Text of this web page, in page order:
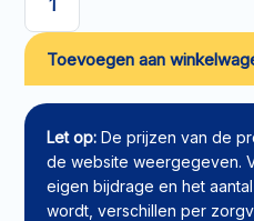
Eenmalige
katheter
Curan
Advantage
met
BlueGrip
42cm
CH16
aantal
Toevoegen aan
Let op: De prijzen van de
de website weergegeven.
eigen bijdrage en het
wordt, verschillen per